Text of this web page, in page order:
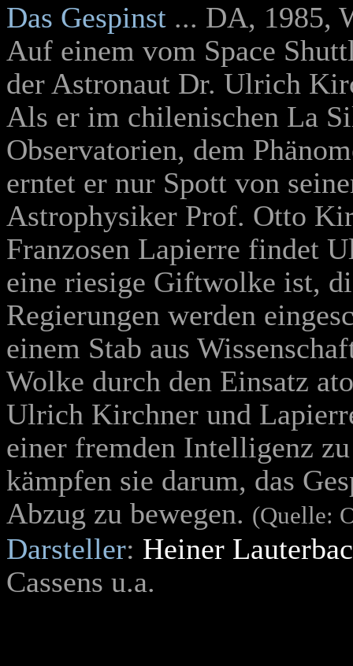
Das Gespinst ... DA, 1985,
Auf einem vom Space
der Astronaut Dr. Ulrich
Als er im chilenischen La
Observatorien, dem
erntet er nur Spott von
Astrophysiker Prof. Otto
Franzosen Lapierre findet
eine riesige Giftwolke ist,
Regierungen werden
einem Stab aus
Wolke durch den Einsatz
Ulrich Kirchner und
einer fremden Intelligenz
kämpfen sie darum, das
Abzug zu bewegen. (Quelle:
Darsteller: Heiner
Cassens u.a.